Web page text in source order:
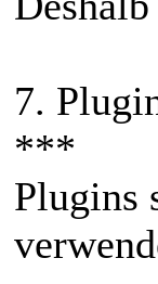
7.
***
Plugins